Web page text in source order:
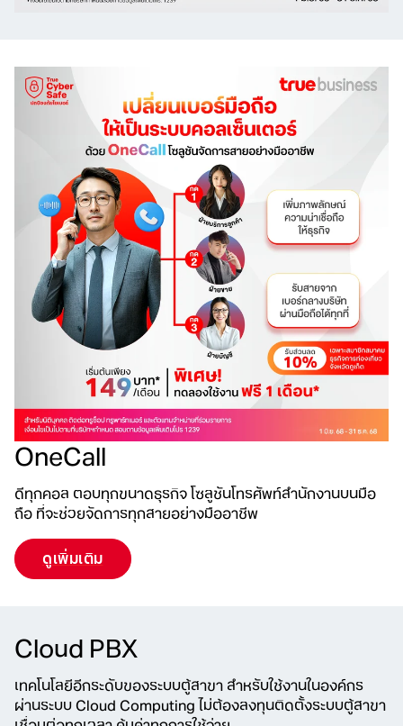
OneCall
ดีทุกคอล ตอบทุกขนาดธุรกิจ โซลูชันโทรศัพท์สำนักงานบนมือ
ถือที่จะช่วยจัดการทุกสายอย่างมืออาชีพ
ดูเพิ่มเติม
Cloud PBX
เทคโนโลยีอีกระดับของระบบตู้สาขา สำหรับใช้งานในองค์กร
ผ่านระบบ Cloud Computing ไม่ต้องลงทุนติดตั้งระบบตู้สาขา